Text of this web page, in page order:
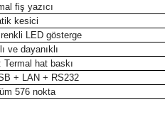
fiş yazıcı
kesici
LED gösterge
ve dayanıklı
Termal hat baskı
+ LAN + RS232
576 nokta